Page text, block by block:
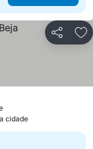
Partilhar
cidade